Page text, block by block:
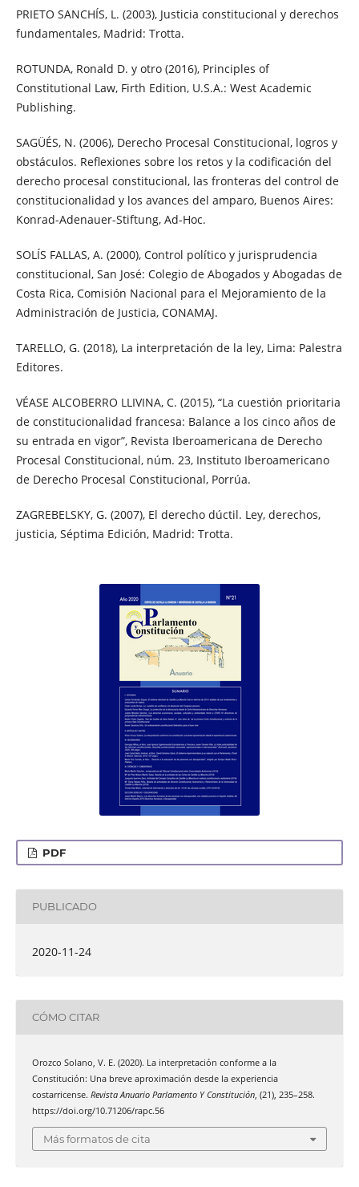
PRIETO SANCHÍS, L. (2003), Justicia constitucional y derechos
fundamentales, Madrid: Trotta.
ROTUNDA, Ronald D. y otro (2016), Principles of
Constitutional Law, Firth Edition, U.S.A.: West Academic
Publishing.
SAGÜÉS, N. (2006), Derecho Procesal Constitucional, logros y
obstáculos. Reflexiones sobre los retos y la codificación del
derecho procesal constitucional, las fronteras del control de
constitucionalidad y los avances del amparo, Buenos Aires:
Konrad-Adenauer-Stiftung, Ad-Hoc.
SOLÍS FALLAS, A. (2000), Control político y jurisprudencia
constitucional, San José: Colegio de Abogados y Abogadas de
Costa Rica, Comisión Nacional para el Mejoramiento de la
Administración de Justicia, CONAMAJ.
TARELLO, G. (2018), La interpretación de la ley, Lima: Palestra
Editores.
VÉASE ALCOBERRO LLIVINA, C. (2015), “La cuestión prioritaria
de constitucionalidad francesa: Balance a los cinco años de
su entrada en vigor”, Revista Iberoamericana de Derecho
Procesal Constitucional, núm. 23, Instituto Iberoamericano
de Derecho Procesal Constitucional, Porrúa.
ZAGREBELSKY, G. (2007), El derecho dúctil. Ley, derechos,
justicia, Séptima Edición, Madrid: Trotta.
PDF
PUBLICADO
2020-11-24
CÓMO CITAR
Orozco Solano, V. E. (2020). La interpretación conforme a la
Constitución: Una breve aproximación desde la experiencia
costarricense. Revista Anuario Parlamento Y Constitución, (21), 235–258.
https://doi.org/10.71206/rapc.56
Más formatos de cita